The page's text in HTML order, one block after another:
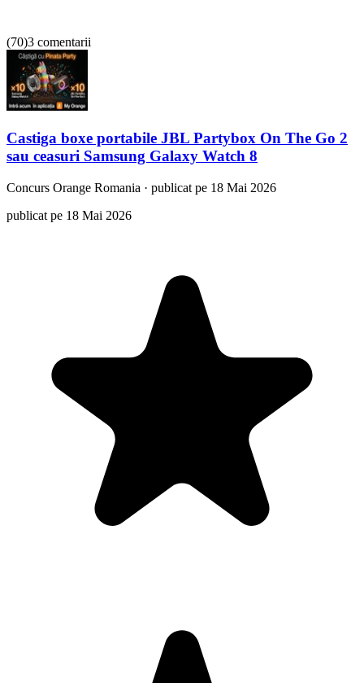
(70)3 comentarii
Castiga boxe portabile JBL Partybox On The Go 2
sau ceasuri Samsung Galaxy Watch 8
Concurs Orange Romania · publicat pe 18 Mai 2026
publicat pe 18 Mai 2026